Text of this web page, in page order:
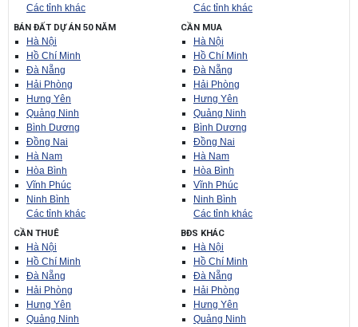
Các tỉnh khác
Các tỉnh khác
BÁN ĐẤT DỰ ÁN 50 NĂM
Hà Nội
Hồ Chí Minh
Đà Nẵng
Hải Phòng
Hưng Yên
Quảng Ninh
Bình Dương
Đồng Nai
Hà Nam
Hòa Bình
Vĩnh Phúc
Ninh Bình
Các tỉnh khác
CẦN MUA
Hà Nội
Hồ Chí Minh
Đà Nẵng
Hải Phòng
Hưng Yên
Quảng Ninh
Bình Dương
Đồng Nai
Hà Nam
Hòa Bình
Vĩnh Phúc
Ninh Bình
Các tỉnh khác
CẦN THUÊ
Hà Nội
Hồ Chí Minh
Đà Nẵng
Hải Phòng
Hưng Yên
Quảng Ninh
BĐS KHÁC
Hà Nội
Hồ Chí Minh
Đà Nẵng
Hải Phòng
Hưng Yên
Quảng Ninh